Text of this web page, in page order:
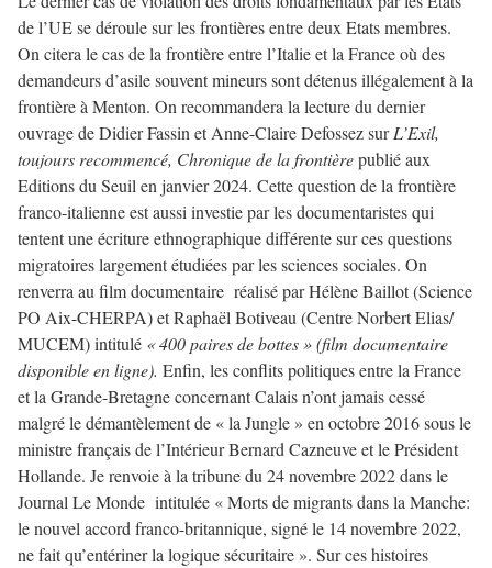
de l’UE se déroule sur les frontières entre deux Etats membres.
On citera le cas de la frontière entre l’Italie et la France où des
demandeurs d’asile souvent mineurs sont détenus illégalement à la
frontière à Menton. On recommandera la lecture du dernier
ouvrage de Didier Fassin et Anne-Claire Defossez surL’Exil,
toujours recommencé, Chronique de la frontièrepublié aux
Editions du Seuil en janvier 2024. Cette question de la frontière
franco-italienne est aussi investie par les documentaristes qui
tentent une écriture ethnographique différente sur ces questions
migratoires largement étudiées par les sciences sociales. On
renverra au film documentaire réalisé par Hélène Baillot (Science
PO Aix-CHERPA) et Raphaël Botiveau (Centre Norbert Elias/
MUCEM) intitulé « 400 paires de bottes »(film documentaire
disponible en ligne). Enfin, les conflits politiques entre la France
et la Grande-Bretagne concernant Calais n’ont jamais cessé
malgré le démantèlement de « la Jungle » en octobre 2016 sous le
ministre français de l’Intérieur Bernard Cazneuve et le Président
Hollande. Je renvoie à la tribune du 24 novembre 2022 dans le
Journal Le Monde intitulée « Morts de migrants dans la Manche:
le nouvel accord franco-britannique, signé le 14 novembre 2022,
ne fait qu’entériner la logique sécuritaire ». Sur ces histoires